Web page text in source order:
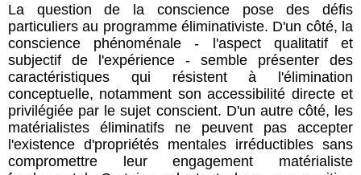
La question de la conscience pose des défis
particuliers au programme éliminativiste. D'un côté, la
conscience phénoménale - l'aspect qualitatif et
subjectif de l'expérience - semble présenter des
caractéristiques qui résistent à l'élimination
conceptuelle, notamment son accessibilité directe et
privilégiée par le sujet conscient. D'un autre côté, les
matérialistes éliminatifs ne peuvent pas accepter
l'existence d'propriétés mentales irréductibles sans
compromettre leur engagement matérialiste